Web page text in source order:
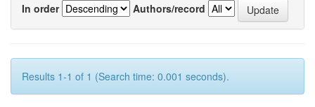
In order
Authors/record
Results 1-1 of 1 (Search time: 0.001 seconds).